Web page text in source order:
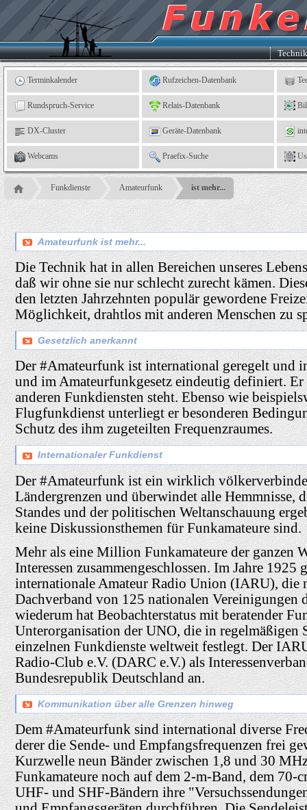
Kleingartenverein
e.
V.,
Leinefelde
Terminkalender Rufzeichen-Datenbank
Rundspruch-Service Relais-Datenbank
DX-Cluster Geräte-Datenbank
Webcams Praefix-Suche
Funkdienste Amateurfunk ist mehr...
Amateurfunk ist mehr...
Die Technik hat in allen Bereichen unseres
daß wir ohne sie nur schlecht zurecht kämen.
den letzten Jahrzehnten populär gewordene
Möglichkeit, drahtlos mit anderen Menschen zu
Gesetzlich anerkannt
Der #Amateurfunk ist international geregelt und
und im Amateurfunkgesetz eindeutig definiert.
anderen Funkdiensten steht. Ebenso wie
Flugfunkdienst unterliegt er besonderen
Schutz des ihm zugeteilten Frequenzraumes.
Internationaler Funkdienst
Der #Amateurfunk ist ein wirklich
Ländergrenzen und überwindet alle Hemmnisse,
Standes und der politischen Weltanschauung
keine Diskussionsthemen für Funkamateure sind.
Mehr als eine Million Funkamateure der ganzen
Interessen zusammengeschlossen. Im Jahre
internationale Amateur Radio Union (IARU), die
Dachverband von 125 nationalen Vereinigungen
wiederum hat Beobachterstatus mit beratender
Unterorganisation der UNO, die in regelmäßigen
einzelnen Funkdienste weltweit festlegt. Der
Radio-Club e.V. (DARC e.V.) als
Bundesrepublik Deutschland an.
Kommunikation über alle Grenzen hinweg
Dem #Amateurfunk sind international diverse
derer die Sende- und Empfangsfrequenzen frei
Kurzwelle neun Bänder zwischen 1,8 und 30
Funkamateure noch auf dem 2-m-Band, dem
UHF- und SHF-Bändern ihre